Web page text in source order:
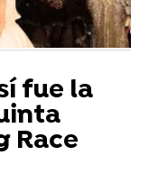
fue la
Race